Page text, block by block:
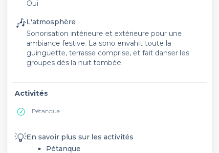
Oui
🎶L'atmosphère
Sonorisation intérieure et extérieure pour une
ambiance festive. La sono envahit toute la
guinguette, terrasse comprise, et fait danser les
groupes dès la nuit tombée.
Activités
Pétanque
💡En savoir plus sur les activités
Pétanque